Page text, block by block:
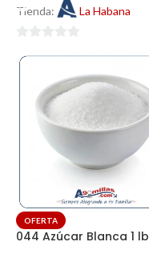
Tienda: La Habana
de
OFERTA
044 Azúcar Blanca 1 lb